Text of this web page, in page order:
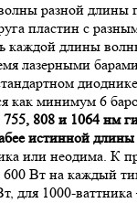
разной длины
пластин с
каждой длины
лазерными
как минимум 6
808 и 1064 нм
истинной
или неодима. К
Вт на каждый
для 1000-